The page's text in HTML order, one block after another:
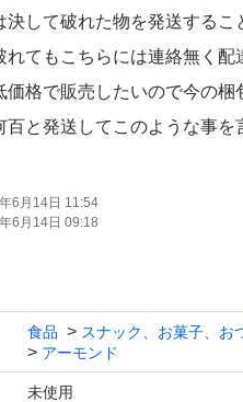
決して破れた物を発送するこ
れてもこちらには連絡無く配
価格で販売したいので今の梱
百と発送してこのような事を
全く無いとも言えません。
けるかたのご購入をお願いい
煎りたてアーモンド 10袋(1
年 4月
6月14日 11:54
6月14日 09:18
食品 スナック、お菓子、お
アーモンド
未使用